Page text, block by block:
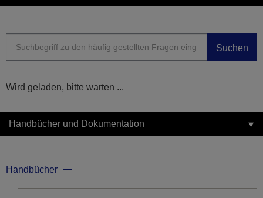
Suchen
Wird geladen, bitte warten ...
Handbücher und Dokumentation
Handbücher